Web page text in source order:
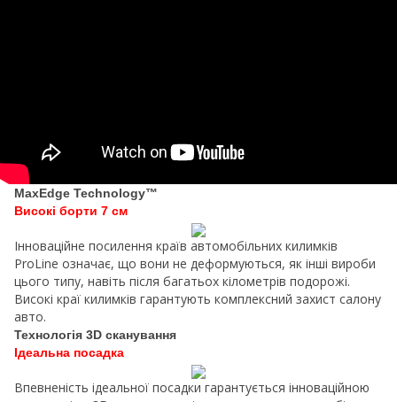
MaxEdge Technology™
Високі борти 7 см
Інноваційне посилення країв автомобільних килимків
ProLine означає, що вони не деформуються, як інші вироби
цього типу, навіть після багатьох кілометрів подорожі.
Високі краї килимків гарантують комплексний захист салону
авто.
Технологія 3D сканування
Ідеальна посадка
Впевненість ідеальної посадки гарантується інноваційною